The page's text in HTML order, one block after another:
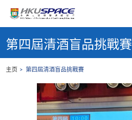
content
start第四屆清酒盲品挑戰賽
主页 第四屆清酒盲品挑戰賽